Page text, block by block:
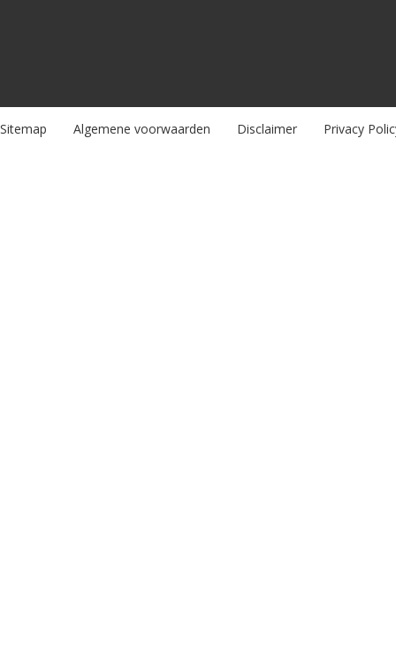
Sitemap Algemene voorwaarden Disclaimer Privacy